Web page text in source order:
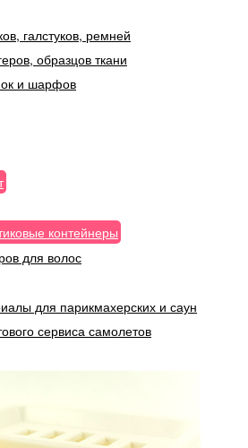
галстуков, ремней
образцов ткани
и шарфов
контейнеры
для волос
для парикмахерских и саун
сервиса самолетов